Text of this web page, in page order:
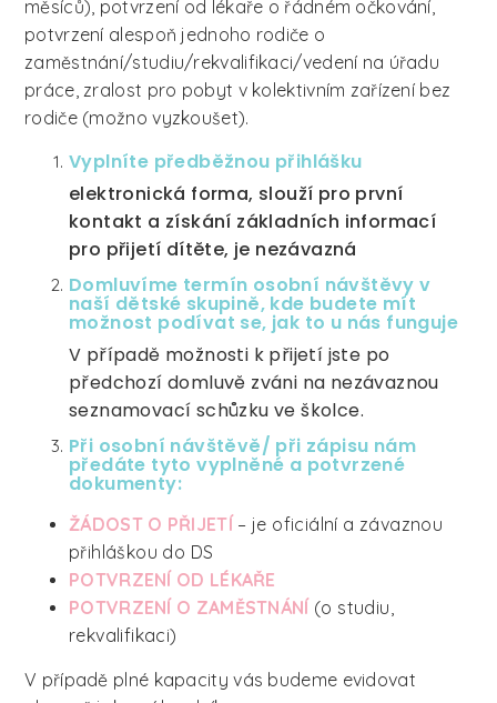
měsíců), potvrzení od lékaře o řádném očkování,
potvrzení alespoň jednoho rodiče o
zaměstnání/studiu/rekvalifikaci/vedení na úřadu
práce, zralost pro pobyt v kolektivním zařízení bez
rodiče (možno vyzkoušet).
Vyplníte předběžnou přihlášku
elektronická forma, slouží pro první
kontakt a získání základních informací
pro přijetí dítěte, je nezávazná
Domluvíme termín osobní návštěvy v
naší dětské skupině, kde budete mít
možnost podívat se, jak to u nás funguje
V případě možnosti k přijetí jste po
předchozí domluvě zváni na nezávaznou
seznamovací schůzku ve školce.
Při osobní návštěvě/ při zápisu nám
předáte tyto vyplněné a potvrzené
dokumenty:
ŽÁDOST O PŘIJETÍ– je oficiální a závaznou
přihláškou do DS
POTVRZENÍ OD LÉKAŘE
POTVRZENÍ O ZAMĚSTNÁNÍ (o studiu,
rekvalifikaci)
V případě plné kapacity vás budeme evidovat